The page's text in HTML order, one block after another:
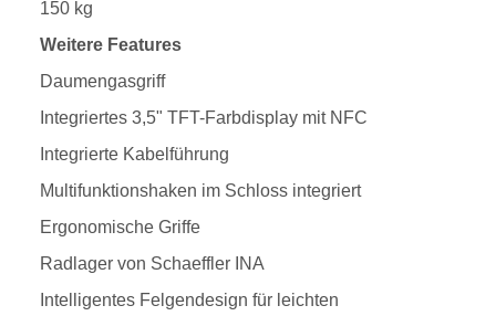
150 kg
Weitere Features
Daumengasgriff
Integriertes 3,5" TFT-Farbdisplay mit NFC
Integrierte Kabelführung
Multifunktionshaken im Schloss integriert
Ergonomische Griffe
Radlager von Schaeffler INA
Intelligentes Felgendesign für leichten